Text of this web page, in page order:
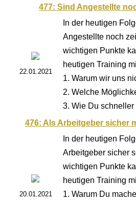
477: Sind Angestellte
22.01.2021
In der heutigen
Angestellte noch
wichtigen Punkte
heutigen Training
1. Warum wir uns
2. Welche
3. Wie Du
476: Als Arbeitgeber sicher
20.01.2021
In der heutigen
Arbeitgeber sicher
wichtigen Punkte
heutigen Training
1. Warum Du